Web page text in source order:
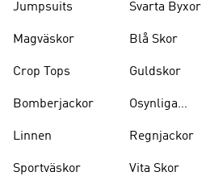
Jumpsuits
Magväskor
Crop Tops
Bomberjackor
Linnen
Sportväskor
Svarta Byxor
Blå Skor
Guldskor
Osynliga
Regnjackor
Vita Skor